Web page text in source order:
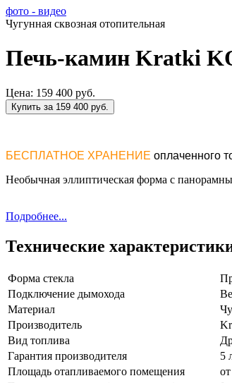
фото - видео
Чугунная сквозная отопительная
Печь-камин Kratki
Цена: 159 400 руб.
Купить за 159 400 руб.
БЕСПЛАТНОЕ ХРАНЕНИЕ оплаченного
Необычная эллиптическая форма с
Подробнее...
Технические
Форма стекла
Подключение дымохода
Материал
Производитель
Вид топлива
Гарантия производителя
5
Площадь отапливаемого помещения